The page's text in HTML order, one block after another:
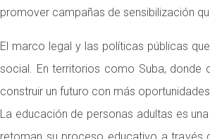
promover campañas de sensibilización
El marco legal y las políticas públicas
social. En territorios como Suba, donde
construir un futuro con más
La educación de personas adultas es